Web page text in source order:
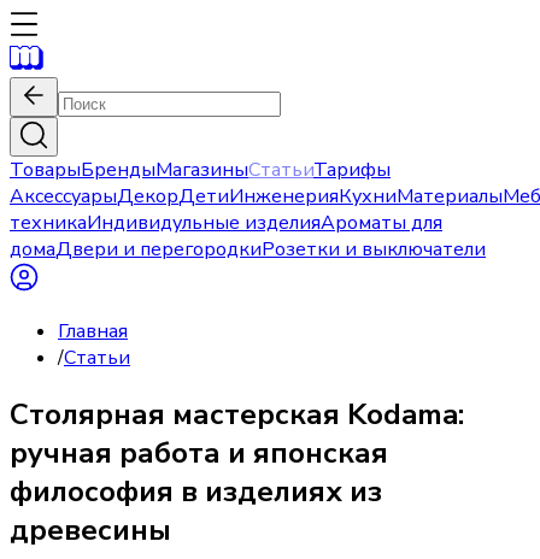
ТоварыБрендыМагазиныСтатьиТарифы
АксессуарыДекорДетиИнженерияКухниМатериалы
техникаИндивидульные изделияАроматы для
домаДвери и перегородкиРозетки и выключатели
Главная
/Статьи
Столярная мастерская Kodama:
ручная работа и японская
философия в изделиях из
древесины